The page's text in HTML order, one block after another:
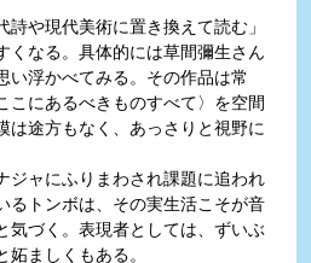
や現代美術に置き換えて読む」
くなる。具体的には草間彌生さん
い浮かべてみる。その作品は常
こにあるべきものすべて〉を空間
は途方もなく、あっさりと視野に
ジャにふりまわされ課題に追われ
るトンボは、その実生活こそが音
気づく。表現者としては、ずいぶ
ましくもある。